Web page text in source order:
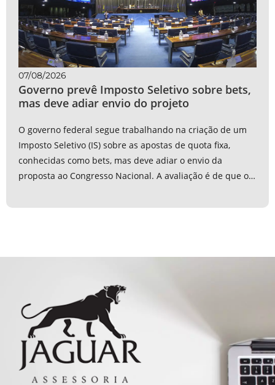
07/08/2026
Governo prevê Imposto Seletivo sobre bets,
mas deve adiar envio do projeto
O governo federal segue trabalhando na criação de um
Imposto Seletivo (IS) sobre as apostas de quota fixa,
conhecidas como bets, mas deve adiar o envio da
proposta ao Congresso Nacional. A avaliação é de que o